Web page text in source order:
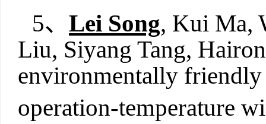
5、 Lei Song, Kui Ma,
Liu, Siyang Tang,
environmentally
operation-temperature